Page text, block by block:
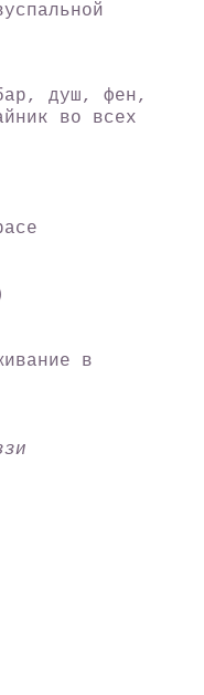
душ, фен,
во всех
в